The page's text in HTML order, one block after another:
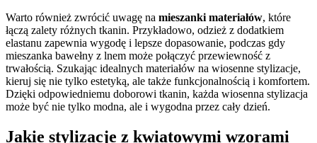
Warto również zwrócić uwagę na mieszanki materiałów, które
łączą zalety różnych tkanin. Przykładowo, odzież z dodatkiem
elastanu zapewnia wygodę i lepsze dopasowanie, podczas gdy
mieszanka bawełny z lnem może połączyć przewiewność z
trwałością. Szukając idealnych materiałów na wiosenne stylizacje,
kieruj się nie tylko estetyką, ale także funkcjonalnością i komfortem.
Dzięki odpowiedniemu doborowi tkanin, każda wiosenna stylizacja
może być nie tylko modna, ale i wygodna przez cały dzień.
Jakie stylizacje z kwiatowymi wzorami